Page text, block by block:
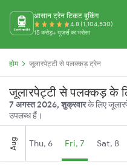
आसान ट्रेन टिकट बुकिंग
4.8 (1,104,530)
15 करोड़+ यूज़र्स का भरोसा
होम जूलारपेट्टी से पलक्कड़ ट्रेन
जूलारपेट्टी से पलक्कड़ के
7 अगस्त 2026, शुक्रवारके लिए
उपलब्ध हैं।
Aug Thu, 6 Fri, 7 Sat, 8